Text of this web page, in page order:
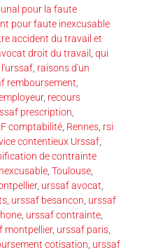
pour la faute
pour faute inexcusable
accident du travail et
droit du travail
qui
l'urssaf raisons d'un
remboursement
, recours
prescription
comptabilité Rennes rsi
contentieux Urssaf
de contrainte
Toulouse
, urssaf avocat
urssaf besancon urssaf
urssaf contrainte
montpellier, urssaf paris
cotisation urssaf